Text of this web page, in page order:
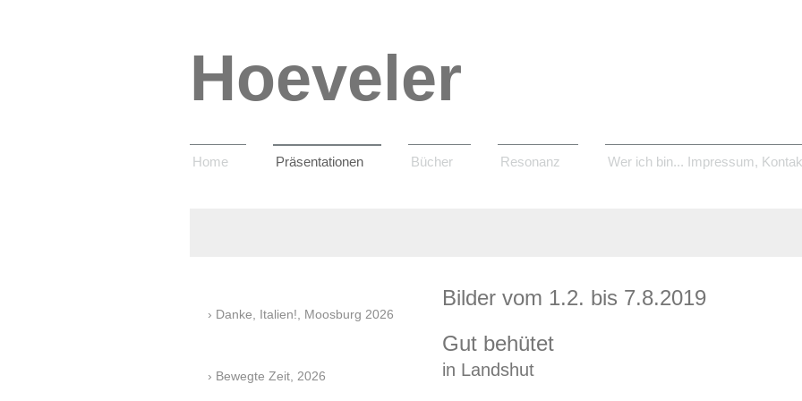
Hoeveler
Home Präsentationen Bücher Resonanz Wer ich bin... Impressum,
Bilder vom 1.2. bis 7.8.2019
Gut behütet
in Landshut
Danke, Italien!, Moosburg 2026
Bewegte Zeit, 2026